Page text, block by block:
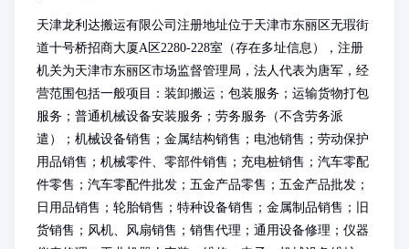
天津龙利达搬运有限公司注册地址位于天津市东丽区无瑕街
道十号桥招商大厦A区2280-228室（存在多址信息），注册
机关为天津市东丽区市场监督管理局，法人代表为唐军，经
营范围包括一般项目：装卸搬运；包装服务；运输货物打包
服务；普通机械设备安装服务；劳务服务（不含劳务派
遣）；机械设备销售；金属结构销售；电池销售；劳动保护
用品销售；机械零件、零部件销售；充电桩销售；汽车零配
件零售；汽车零配件批发；五金产品零售；五金产品批发；
日用品销售；轮胎销售；特种设备销售；金属制品销售；旧
货销售；风机、风扇销售；销售代理；通用设备修理；仪器